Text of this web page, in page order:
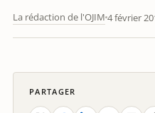
La rédaction de l'OJIM 4 février
PARTAGER